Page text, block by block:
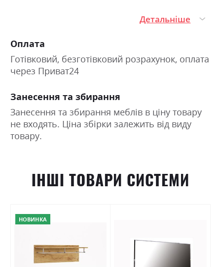
Детальніше
Оплата
Готівковий, безготівковий розрахунок, оплата
через Приват24
Занесення та збирання
Занесення та збирання меблів в ціну товару
не входять. Ціна збірки залежить від виду
товару.
ІНШІ ТОВАРИ СИСТЕМИ
НОВИНКА